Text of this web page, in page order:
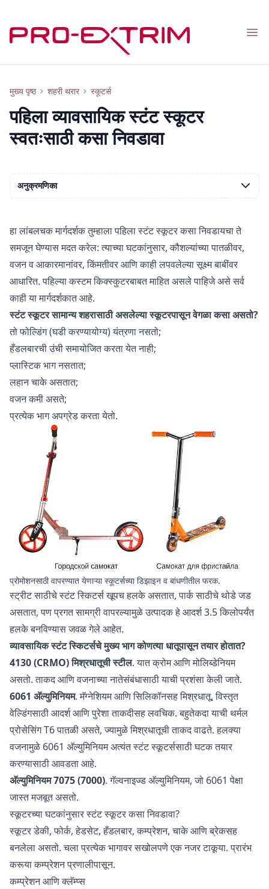
मुख्य पृष्ठ शहरी थरार स्कूटर्स
पहिला स्टंट स्कूटर स्वतःसाठी कसा निवडावा
पहिला व्यावसायिक स्टंट स्कूटर
स्वतःसाठी कसा निवडावा
हा लांबलचक मार्गदर्शक तुम्हाला पहिला स्टंट स्कूटर कसा निवडायचा ते
समजून घेण्यास मदत करेल: त्याच्या घटकांनुसार, कौशल्यांच्या पातळीवर,
वजन व आकारमानांवर, किंमतीवर आणि काही लपवलेल्या सूक्ष्म बाबींवर
आधारित. पहिल्या कस्टम किक्स्कुटरबाबत माहित असले पाहिजे असे सर्व
काही या मार्गदर्शकात आहे.
स्टंट स्कूटर सामान्य शहरासाठी असलेल्या स्कूटरपासून वेगळा कसा असतो?
तो फोल्डिंग (घडी करण्यायोग्य) यंत्रणा नसतो;
हँडलबारची उंची समायोजित करता येत नाही;
प्लास्टिक भाग नसतात;
लहान चाके असतात;
वजन कमी असते;
प्रत्येक भाग अपग्रेड करता येतो.
प्रोमोशनसाठी वापरण्यात येणाऱ्या स्कूटर्सच्या डिझाइन व बांधणीतील फरक.
स्ट्रीट साठीचे स्टंट स्किटर्स खूपच हलके असतात, पार्क साठीचे थोडे जड
असतात, पण प्रगत सामग्री वापरल्यामुळे उत्पादक हे आदर्श 3.5 किलोपर्यंत
हलके बनविण्यास जवळ गेले आहेत.
व्यावसायिक स्टंट स्किटर्सचे मुख्य भाग कोणत्या धातूपासून तयार होतात?
4130 (CRMO) मिश्रधातूची स्टील. यात क्रोम आणि मोलिब्डेनियम
असतो. ताकद आणि वजनाच्या नातेसंबंधासाठी याची प्रशंसा केली जाते.
6061 अ‍ॅल्युमिनियम. मॅग्नेशियम आणि सिलिकॉनसह मिश्रधातू, विस्तृत
वेल्डिंगसाठी आदर्श आणि पुरेशा ताकदीसह लवचिक. बहुतेकदा याची थर्मल
प्रोसेसिंग T6 पातळी असते, ज्यामुळे मिश्रधातूची ताकद वाढते. हलक्या
वजनामुळे 6061 अ‍ॅल्युमिनियम अत्यंत स्टंट स्कूटर्ससाठी घटक तयार
करण्यासाठी आवडता आहे.
अ‍ॅल्युमिनियम 7075 (7000). गॅल्वनाइज्ड अ‍ॅल्युमिनियम, जो 6061 पेक्षा
जास्त मजबूत असतो.
स्कूटरच्या घटकांनुसार स्टंट स्कूटर कसा निवडावा?
स्कूटर डेकी, फोर्क, हेडसेट, हँडलबार, कम्प्रेशन, चाके आणि ब्रेकसह
बनलेला असतो. चला प्रत्येक भागावर सखोलपणे एक नजर टाकूया. प्रारंभ
करूया कम्प्रेशन प्रणालीपासून.
कम्प्रेशन आणि क्लॅम्प्स
अनुक्रमणिका